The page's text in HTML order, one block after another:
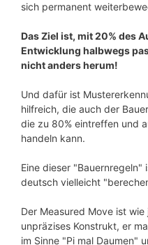
sich permanent
Das Ziel ist, mit 20% des
Entwicklung halbwegs
nicht anders herum!
Und dafür ist
hilfreich, die auch der
die zu 80% eintreffen und
handeln kann.
Eine dieser "Bauernregeln"
deutsch vielleicht
Der Measured Move ist
unpräzises Konstrukt, er
im Sinne "Pi mal Daumen"